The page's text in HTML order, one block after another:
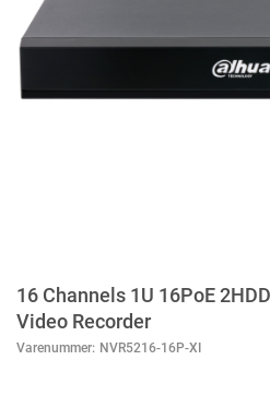
16 Channels 1U 16PoE
Video Recorder
Varenummer: NVR5216-16P-XI